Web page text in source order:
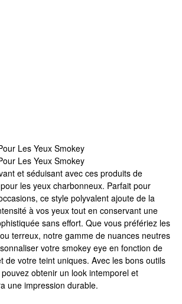
Les Yeux Smokey
Les Yeux Smokey
Les Yeux Smokey
et séduisant avec ces produits de
les yeux charbonneux. Parfait pour
ce style polyvalent ajoute de la
à vos yeux tout en conservant une
sans effort. Que vous préfériez les
terreux, notre gamme de nuances neutres
votre smokey eye en fonction de
de votre teint uniques. Avec les bons outils
obtenir un look intemporel et
une impression durable.